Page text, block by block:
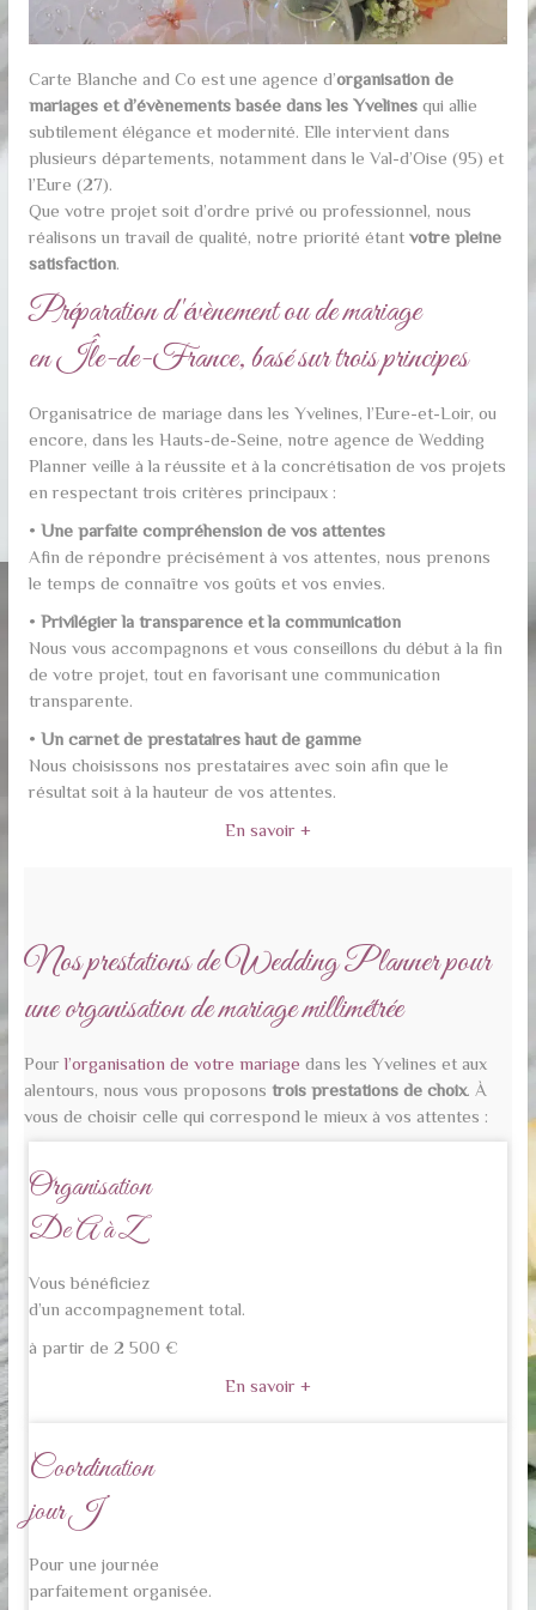
Carte Blanche and Co est une agence d’organisation de
mariages et d’évènements basée dans les Yvelinesqui allie
subtilement élégance et modernité. Elle intervient dans
plusieurs départements, notamment dans le Val-d’Oise (95) et
l’Eure (27).
Que votre projet soit d’ordre privé ou professionnel, nous
réalisons un travail de qualité, notre priorité étant votre pleine
satisfaction.
Préparation d'évènement ou de mariage
en Île-de-France, basé sur trois principes
Organisatrice de mariage dans les Yvelines, l’Eure-et-Loir, ou
encore, dans les Hauts-de-Seine, notre agence de Wedding
Planner veille à la réussite et à la concrétisation de vos projets
en respectant trois critères principaux :
• Une parfaite compréhension de vos attentes
Afin de répondre précisément à vos attentes, nous prenons
le temps de connaître vos goûts et vos envies.
• Privilégier la transparence et la communication
Nous vous accompagnons et vous conseillons du début à la fin
de votre projet, tout en favorisant une communication
transparente.
• Un carnet de prestataires haut de gamme
Nous choisissons nos prestataires avec soin afin que le
résultat soit à la hauteur de vos attentes.
En savoir +
Nos prestations de Wedding Planner pour
une organisation de mariage millimétrée
Pourl’organisation de votre mariage dans les Yvelines et aux
alentours, nous vous proposons trois prestations de choix. À
vous de choisir celle qui correspond le mieux à vos attentes :
Organisation
De A à Z
Vous bénéficiez
d’un accompagnement total.
à partir de 2 500 €
En savoir +
Coordination
jour J
Pour une journée
parfaitement organisée.